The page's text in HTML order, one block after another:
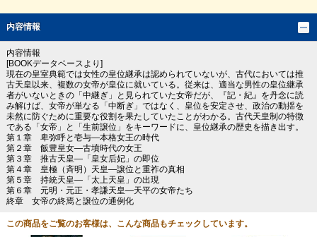
内容情報
内容情報
[BOOKデータベースより]
現在の皇室典範では女性の皇位継承は認められていないが、古代においては推
古天皇以来、複数の女帝が皇位に就いている。従来は、適当な男性の皇位継承
者がいないときの「中継ぎ」と見られていた女帝だが、『記・紀』を丹念に読
み解けば、女帝が単なる「中断ぎ」ではなく、皇位を安定させ、政治の動揺を
未然に防ぐために重要な役割を果たしていたことがわかる。古代天皇制の特徴
である「女帝」と「生前譲位」をキーワードに、皇位継承の歴史を描き出す。
第１章 卑弥呼と壱与―本格女王の時代
第２章 飯豊皇女―古墳時代の女王
第３章 推古天皇―「皇女后妃」の即位
第４章 皇極（斉明）天皇―譲位と重祚の真相
第５章 持統天皇―「太上天皇」の出現
第６章 元明・元正・孝謙天皇―天平の女帝たち
終章 女帝の終焉と譲位の通例化
この商品をご覧のお客様は、こんな商品もチェックしています。